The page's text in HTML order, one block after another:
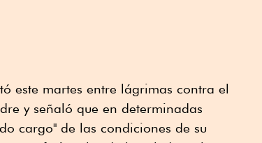
este martes entre lágrimas contra el
y señaló que en determinadas
cargo" de las condiciones de su